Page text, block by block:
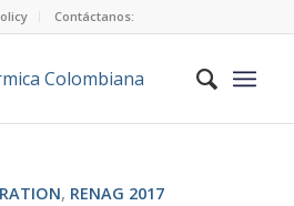
Contáctanos:
, RENAG 2017